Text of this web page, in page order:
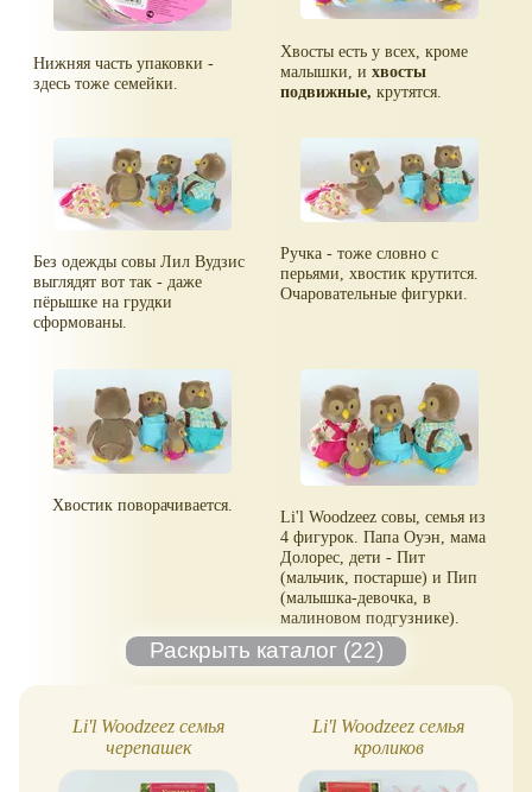
Нижняя часть упаковки -
здесь тоже семейки.
Хвосты есть у всех, кроме
малышки, ихвосты
подвижные, крутятся.
Без одежды совы Лил Вудзис
выглядят вот так - даже
пёрышке на грудки
сформованы.
Ручка - тоже словно с
перьями, хвостик крутится.
Очаровательные фигурки.
Хвостик поворачивается.
Li'l Woodzeez совы, семья из
4 фигурок. Папа Оуэн, мама
Долорес, дети - Пит
(мальчик, постарше) и Пип
(малышка-девочка, в
малиновом подгузнике).
Li'l Woodzeez семья
черепашек
Li'l Woodzeez семья
кроликов